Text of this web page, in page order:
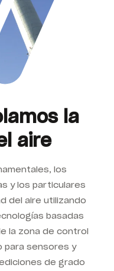
la
aire
los
y los particulares
del aire utilizando
basadas
la zona de control
para sensores y
de grado